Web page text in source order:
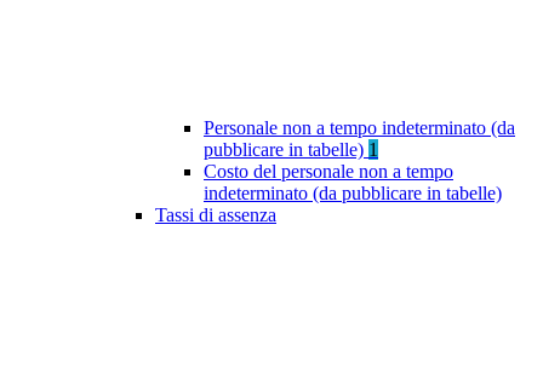
Personale non a tempo indeterminato (da
pubblicare in tabelle) 1
Costo del personale non a tempo
indeterminato (da pubblicare in tabelle)
Tassi di assenza